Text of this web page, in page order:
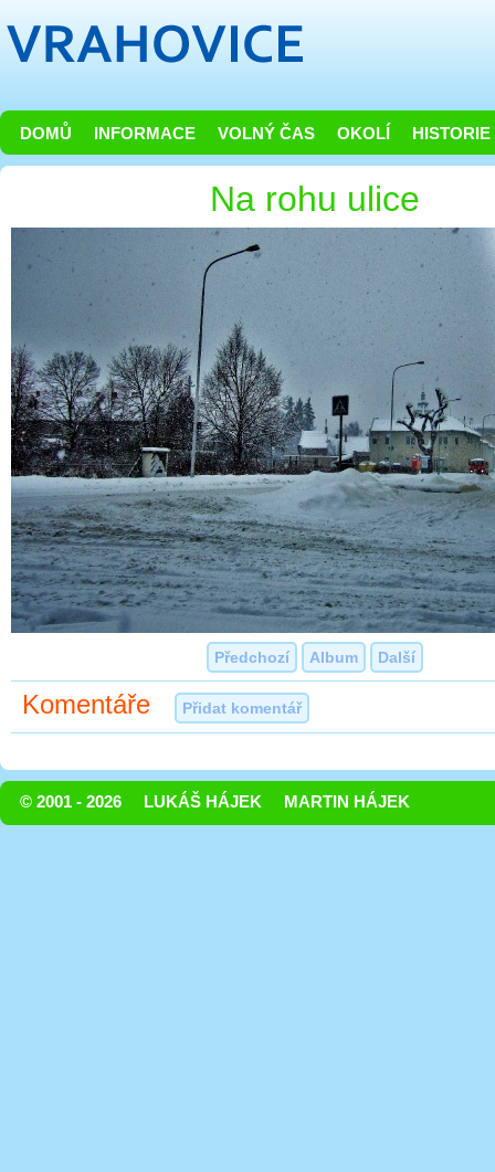
DOMŮ INFORMACE VOLNÝ ČAS OKOLÍ HISTORIE
Na rohu ulice
Předchozí Album Další
Komentáře Přidat komentář
© 2001 - 2026 LUKÁŠ HÁJEK MARTIN HÁJEK